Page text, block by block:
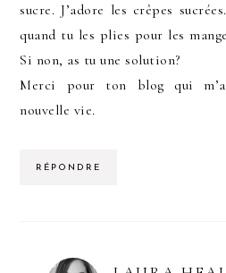
sucre. J’adore les crêpes
quand tu les plies pour les
Si non, as tu une solution?
Merci pour ton blog qui
nouvelle vie.
RÉPONDRE